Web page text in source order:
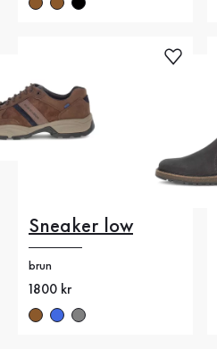
Sneaker low
brun
Nytt pris
1800 kr